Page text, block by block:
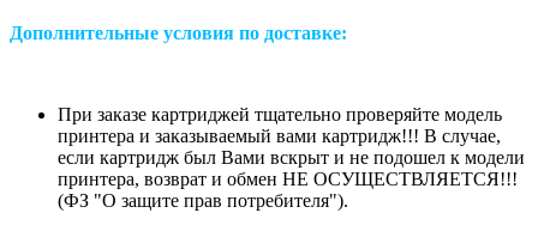
Дополнительные условия по доставке:
При заказе картриджей тщательно проверяйте модель
принтера и заказываемый вами картридж!!! В случае,
если картридж был Вами вскрыт и не подошел к модели
принтера, возврат и обмен НЕ ОСУЩЕСТВЛЯЕТСЯ!!!
(ФЗ "О защите прав потребителя").